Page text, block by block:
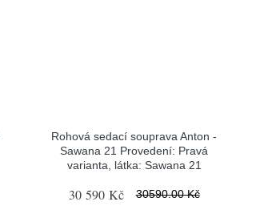
Rohová sedací souprava Anton -
Sawana 21 Provedení: Pravá
varianta, látka: Sawana 21
30 590 Kč 30590.00 Kč